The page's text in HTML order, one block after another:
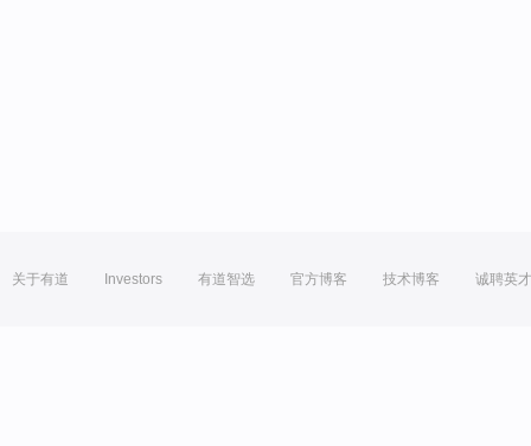
关于有道 Investors 有道智选 官方博客 技术博客 诚聘英才